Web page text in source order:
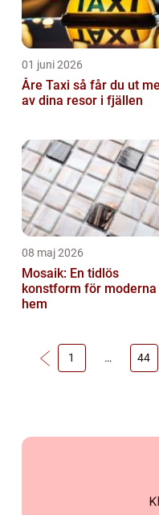
01 juni 2026
Åre Taxi så får du ut mest
av dina resor i fjällen
08 maj 2026
Mosaik: En tidlös
konstform för moderna
hem
1 … 44